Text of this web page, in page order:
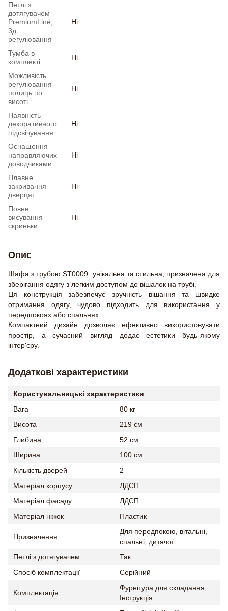
Петлі з
дотягувачем
PremiumLine,
3д
регулювання
Ні
Тумба в
комплекті
Ні
Можливість
регулювання
полиць по
висоті
Ні
Наявність
декоративного
підсвічування
Ні
Оснащення
направляючих
доводчиками
Ні
Плавне
закривання
дверцят
Ні
Повне
висування
скриньки
Ні
Опис
Шафа з трубою ST0009: унікальна та стильна, призначена для
зберігання одягу з легким доступом до вішалок на трубі.
Ця конструкція забезпечує зручність вішання та швидке
отримання одягу, чудово підходить для використання у
передпокоях або спальнях.
Компактний дизайн дозволяє ефективно використовувати
простір, а сучасний вигляд додає естетики будь-якому
інтер'єру.
Додаткові характеристики
Користувальницькі характеристики
Вага
80 кг
Висота
219 см
Глибина
52 см
Ширина
100 см
Кількість дверей
2
Матеріал корпусу
ЛДСП
Матеріал фасаду
ЛДСП
Матеріал ніжок
Пластик
Призначення
Для передпокою, вітальні,
спальні, дитячої
Петлі з дотягувачем
Так
Спосіб комплектації
Серійний
Комплектація
Фурнітура для складання,
Інструкція